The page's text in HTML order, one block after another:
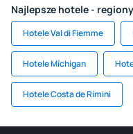
Najlepsze hotele - regiony
Hotele Val di Fiemme
Hotele Míchigan
Hotele Costa de Rímini